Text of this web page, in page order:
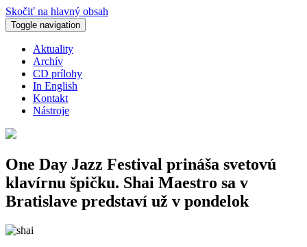
Skočiť na hlavný obsah
Toggle navigation
Aktuality
Archív
CD prílohy
In English
Kontakt
Nástroje
One Day Jazz Festival prináša svetovú
klavírnu špičku. Shai Maestro sa v
Bratislave predstaví už v pondelok